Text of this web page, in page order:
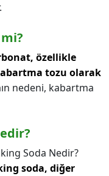
özellikle
tozu olarak
nedeni, kabartma
Soda Nedir?
soda, diğer